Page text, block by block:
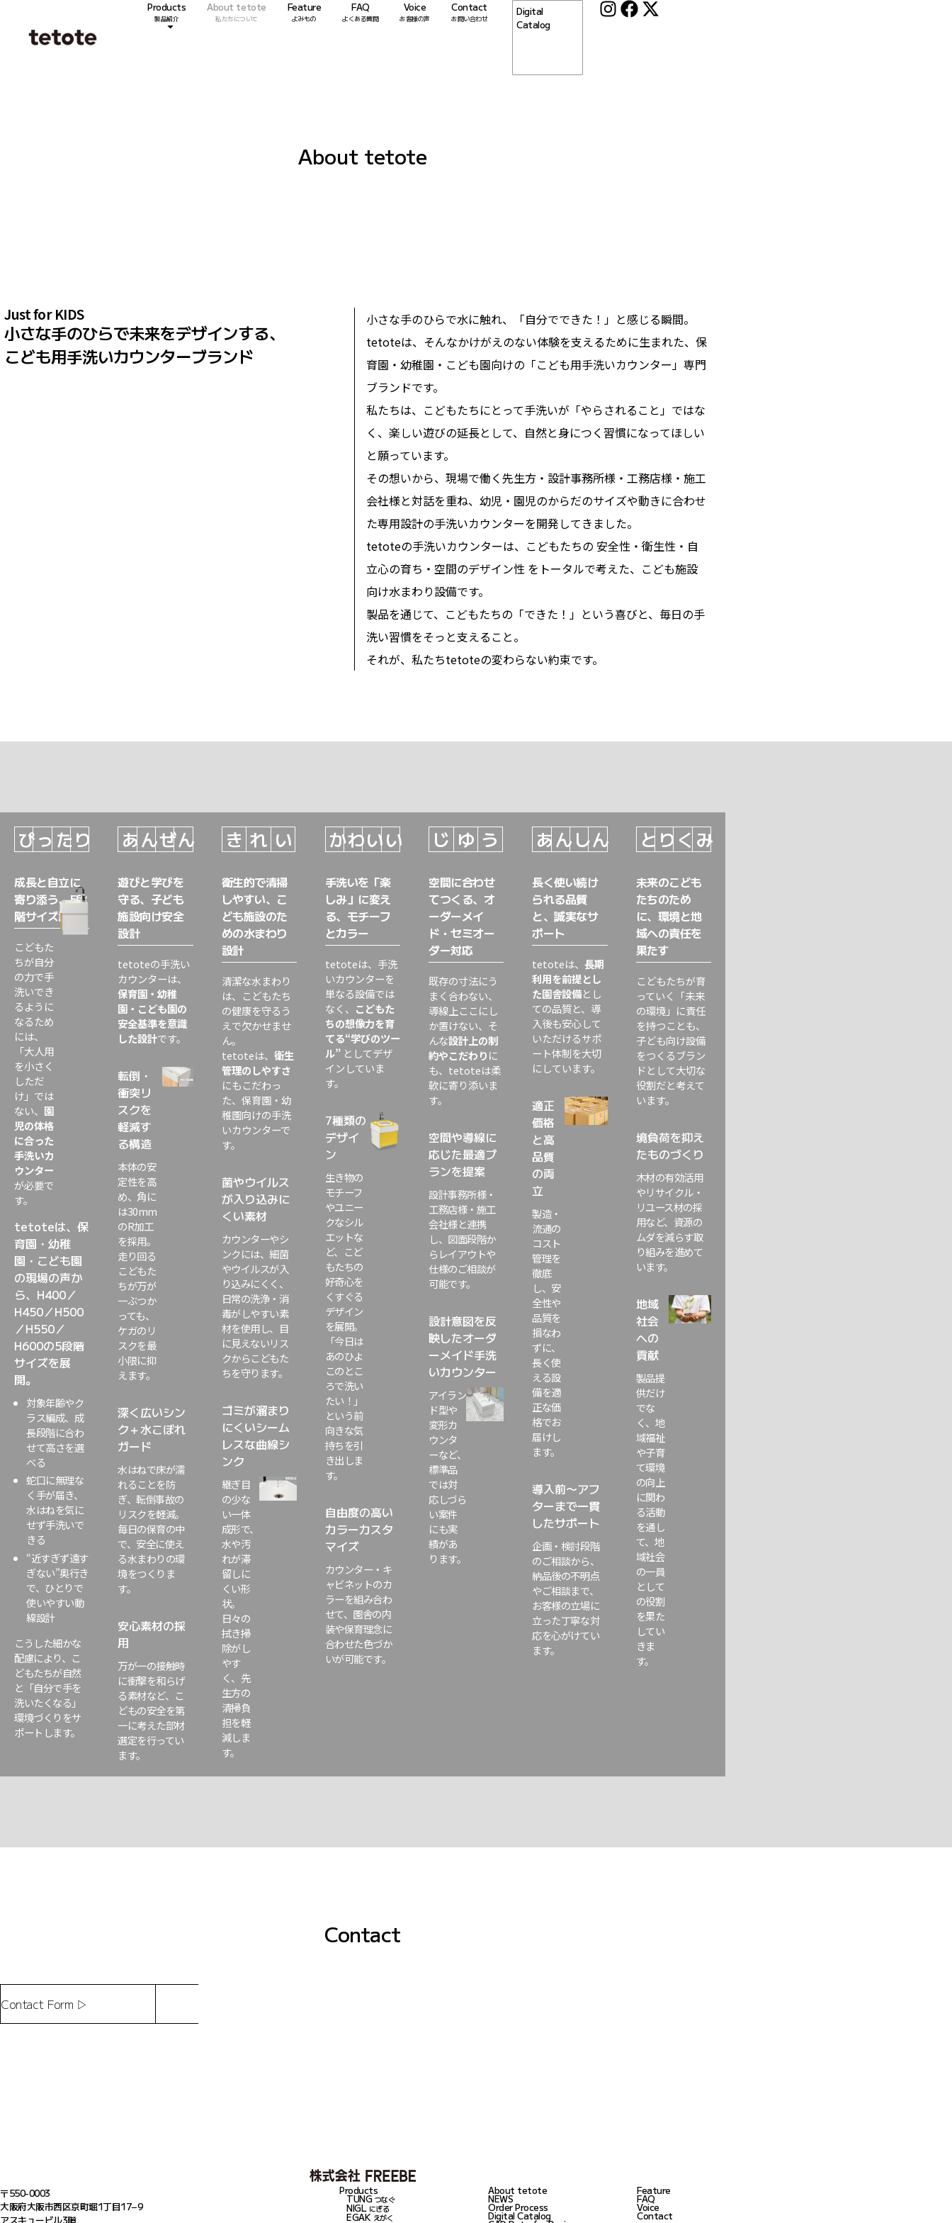
Products
製品紹介
About tetote
私たちについて
Feature
よみもの
FAQ
よくある質問
Voice
お客様の声
Contact
お問い合わせ
Digital
Catalog
About tetote
Just for KIDS
小さな手のひらで未来をデザインする、
こども用手洗いカウンターブランド
小さな手のひらで水に触れ、「自分でできた！」と感じる瞬間。
tetoteは、そんなかけがえのない体験を支えるために生まれた、保
育園・幼稚園・こども園向けの「こども用手洗いカウンター」専門
ブランドです。
私たちは、こどもたちにとって手洗いが「やらされること」ではな
く、楽しい遊びの延長として、自然と身につく習慣になってほしい
と願っています。
その想いから、現場で働く先生方・設計事務所様・工務店様・施工
会社様と対話を重ね、幼児・園児のからだのサイズや動きに合わせ
た専用設計の手洗いカウンターを開発してきました。
tetoteの手洗いカウンターは、こどもたちの 安全性・衛生性・自
立心の育ち・空間のデザイン性 をトータルで考えた、こども施設
向け水まわり設備です。
製品を通じて、こどもたちの「できた！」という喜びと、毎日の手
洗い習慣をそっと支えること。
それが、私たちtetoteの変わらない約束です。
ぴっ た り
成長と自立に
寄り添う、5段
階サイズ設計
こどもた
ちが自分
の力で手
洗いでき
るように
なるため
には、
「大人用
を小さく
しただ
け」では
ない、 園
児の体格
に合った
手洗いカ
ウンター
が必要で
す。
tetoteは、保
育園・幼稚
園・こども園
の現場の声か
ら、H400／
H450／H500
／H550／
H600の5段階
サイズを展
開。
対象年齢やク
ラス編成、成
長段階に合わ
せて高さを選
べる
蛇口に無理な
く手が届き、
水はねを気に
せず手洗いで
きる
“近すぎず遠す
ぎない”奥行き
で、ひとりで
使いやすい動
線設計
こうした細かな
配慮により、こ
どもたちが自然
と「自分で手を
洗いたくなる」
環境づくりをサ
ポートします。
あ んぜん
遊びと学びを
守る、子ども
施設向け安全
設計
tetoteの手洗い
カウンターは、
保育園・幼稚
園・こども園の
安全基準を意識
した設計です。
転倒・
衝突リ
スクを
軽減す
る構造
本体の安
定性を高
め、角に
は30mm
のR加工
を採用。
走り回る
こどもた
ちが万が
一ぶつか
っても、
ケガのリ
スクを最
小限に抑
えます。
深く広いシン
ク＋水こぼれ
ガード
水はねで床が濡
れることを防
ぎ、転倒事故の
リスクを軽減。
毎日の保育の中
で、安全に使え
る水まわりの環
境をつくりま
す。
安心素材の採
用
万が一の接触時
に衝撃を和らげ
る素材など、こ
どもの安全を第
一に考えた部材
選定を行ってい
ます。
き れ い
衛生的で清掃
しやすい、こ
ども施設のた
めの水まわり
設計
清潔な水まわり
は、こどもたち
の健康を守るう
えで欠かせませ
ん。
tetoteは、 衛生
管理のしやすさ
にもこだわっ
た、保育園・幼
稚園向けの手洗
いカウンターで
す。
菌やウイルス
が入り込みに
くい素材
カウンターやシ
ンクには、細菌
やウイルスが入
り込みにくく、
日常の洗浄・消
毒がしやすい素
材を使用し、目
に見えないリス
クからこどもた
ちを守ります。
ゴミが溜まり
にくいシーム
レスな曲線シ
ンク
継ぎ目
の少な
い一体
成形で、
水や汚
れが滞
留しに
くい形
状。
日々の
拭き掃
除がし
やす
く、先
生方の
清掃負
担を軽
減しま
す。
かわいい
手洗いを「楽
しみ」に変え
る、モチーフ
とカラー
tetoteは、手洗
いカウンターを
単なる設備では
なく、 こどもた
ちの想像力を育
てる“学びのツー
ル” としてデザ
インしていま
す。
7種類の
デザイ
ン
生き物の
モチーフ
やユニー
クなシル
エットな
ど、こど
もたちの
好奇心を
くすぐる
デザイン
を展開。
「今日は
あのひよ
このとこ
ろで洗い
たい！」
という前
向きな気
持ちを引
き出しま
す。
自由度の高い
カラーカスタ
マイズ
カウンター・キ
ャビネットのカ
ラーを組み合わ
せて、園舎の内
装や保育理念に
合わせた色づか
いが可能です。
じ ゆ う
空間に合わせ
てつくる、オ
ーダーメイ
ド・セミオー
ダー対応
既存の寸法にう
まく合わない、
導線上ここにし
か置けない、そ
んな設計上の制
約やこだわりに
も、 tetoteは柔
軟に寄り添いま
す。
空間や導線に
応じた最適プ
ランを提案
設計事務所様・
工務店様・施工
会社様と連携
し、図面段階か
らレイアウトや
仕様のご相談が
可能です。
設計意図を反
映したオーダ
ーメイド手洗
いカウンター
アイラン
ド型や
変形カ
ウンタ
ーなど、
標準品
では対
応しづら
い案件
にも実
績があ
ります。
あ ん しん
長く使い続け
られる品質
と、誠実なサ
ポート
tetoteは、長期
利用を前提とし
た園舎設備とし
ての品質と、導
入後も安心して
いただけるサポ
ート体制を大切
にしています。
適正
価格
と高
品質
の両
立
製造・
流通の
コスト
管理を
徹底
し、安
全性や
品質を
損なわ
ずに、
長く使
える設
備を適
正な価
格でお
届けし
ます。
導入前〜アフ
ターまで一貫
したサポート
企画・検討段階
のご相談から、
納品後の不明点
やご相談まで、
お客様の立場に
立った丁寧な対
応を心がけてい
ます。
と り く み
未来のこども
たちのため
に、環境と地
域への責任を
果たす
こどもたちが育
っていく「未来
の環境」に責任
を持つことも、
子ども向け設備
をつくるブラン
ドとして大切な
役割だと考えて
います。
境負荷を抑え
たものづくり
木材の有効活用
やリサイクル・
リユース材の採
用など、資源の
ムダを減らす取
り組みを進めて
います。
地域
社会
への
貢献
製品提
供だけ
でな
く、地
域福祉
や子育
て環境
の向上
に関わ
る活動
を通し
て、地
域社会
の一員
として
の役割
を果た
してい
きま
す。
Contact
Contact Form ▷
〒550-0003
大阪府大阪市西区京町堀1丁目17−9
アスキュービル3階
Products
TUNGつなぐ
NIGL にぎる
EGAK えがく
About tetote
NEWS
Order Process
Digital Catalog
Feature
FAQ
Voice
Contact